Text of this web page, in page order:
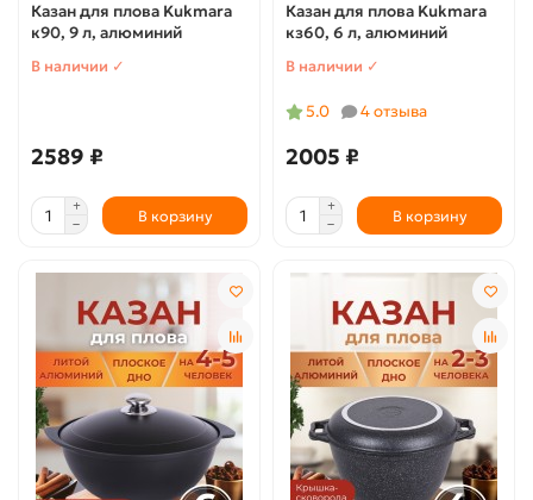
Казан для плова Kukmara
к90, 9 л, алюминий
В наличии ✓
2589 ₽
В корзину
Казан для плова Kukmara
кз60, 6 л, алюминий
В наличии ✓
5.0 4 отзыва
2005 ₽
В корзину